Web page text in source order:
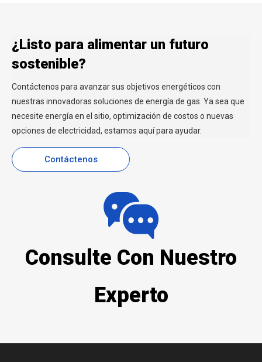
¿Listo para alimentar un futuro
sostenible?
Contáctenos para avanzar sus objetivos energéticos con
nuestras innovadoras soluciones de energía de gas. Ya sea que
necesite energía en el sitio, optimización de costos o nuevas
opciones de electricidad, estamos aquí para ayudar.
Contáctenos
Consulte Con Nuestro
Experto